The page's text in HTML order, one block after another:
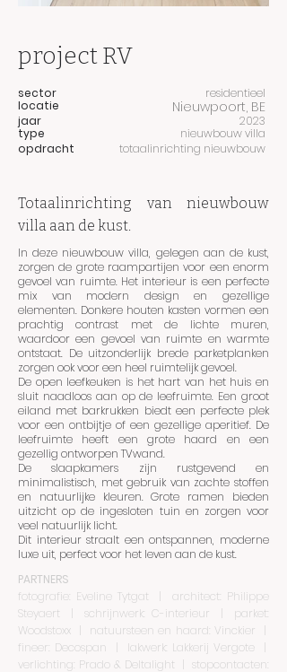
project RV
sector
locatie
jaar
type
residentieel
Nieuwpoort, BE
2023
nieuwbouw villa
totaalinrichting nieuwbouw
opdracht
Totaalinrichting van nieuwbouw
villa aan de kust.
In deze nieuwbouw villa, gelegen aan de kust,
zorgen de grote raampartijen voor een enorm
gevoel van ruimte. Het interieur is een perfecte
mix van modern design en gezellige
elementen. Donkere houten kasten vormen een
prachtig contrast met de lichte muren,
waardoor een gevoel van ruimte en warmte
ontstaat. De uitzonderlijk brede parketplanken
zorgen ook voor een heel ruimtelijk gevoel.
De open leefkeuken is het hart van het huis en
sluit naadloos aan op de leefruimte. Een groot
eiland met barkrukken biedt een perfecte plek
voor een ontbijtje of een gezellige aperitief. De
leefruimte heeft een grote haard en een
gezellig ontworpen TVwand.
De slaapkamers zijn rustgevend en
minimalistisch, met gebruik van zachte stoffen
en natuurlijke kleuren. Grote ramen bieden
uitzicht op de ingesloten tuin en zorgen voor
veel natuurlijk licht.
Dit interieur straalt een ontspannen, moderne
luxe uit, perfect voor het leven aan de kust.
PARTNERS
fotografie: Eveline Tytgat | architect: Philippe
Steyaert | schrijnwerk: C-interieur | parket:
Woodstoxx | natuursteen en haard: Vinckier |
fineer: Decospan | lakwerk: Lakkerij Vergote |
verlichting: Prado & Deltalight | stopcontacten: